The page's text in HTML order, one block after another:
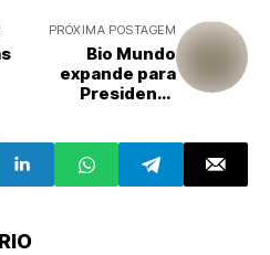
PRÓXIMA POSTAGEM
Bio Mundo
expande para
Presidente